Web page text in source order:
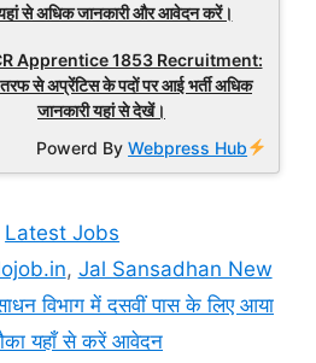
से अधिक जानकारी और आवेदन करें।
Apprentice 1853 Recruitment:
से अप्रेंटिस के पदों पर आई भर्ती अधिक
जानकारी यहां से देखें।
Powerd ByWebpress Hub
Categories
Latest Jobs
, Jal Sansadhan New
विभाग में दसवीं पास के लिए आया
यहाँ से करें आवेदन